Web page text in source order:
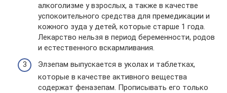
алкоголизме у взрослых, а также в качестве
успокоительного средства для премедикации и
кожного зуда у детей, которые старше 1 года.
Лекарство нельзя в период беременности, родов
и естественного вскармливания.
Элзепам выпускается в уколах и таблетках,
которые в качестве активного вещества
содержат феназепам. Прописывать его только